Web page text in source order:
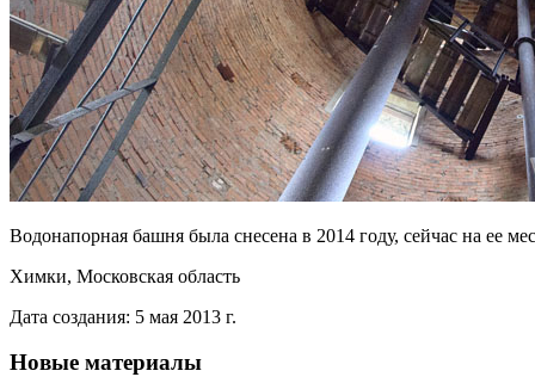
Водонапорная башня была снесена в 2014 году, сейчас на ее
Химки, Московская область
Дата создания: 5 мая 2013 г.
Новые материалы